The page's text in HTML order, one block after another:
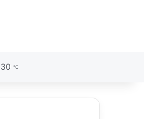
30 ℃